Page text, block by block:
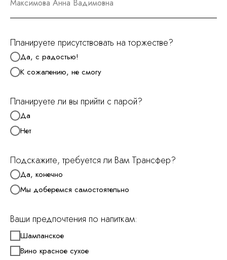
Планируете присутствовать на торжестве?
Да, с радостью!
К сожалению, не смогу
Планируете ли вы прийти с парой?
Да
Нет
Подскажите, требуется ли Вам Трансфер?
Да, конечно
Мы доберемся самостоятельно
Ваши предпочтения по напиткам:
Шампанское
Вино красное сухое